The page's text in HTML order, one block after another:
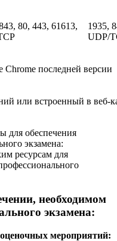
80, 443, 61613,
1935,
UDP/
Chrome последней версии
или встроенный в веб-
для обеспечения
экзамена:
ресурсам для
необходимом
экзамена:
мероприятий: